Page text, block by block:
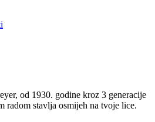
od 1930. godine kroz 3 generacije
radom stavlja osmijeh na tvoje lice.